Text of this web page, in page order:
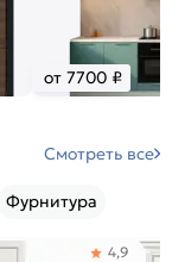
от 7700 ₽
Смотреть все
Фурнитура
4,9